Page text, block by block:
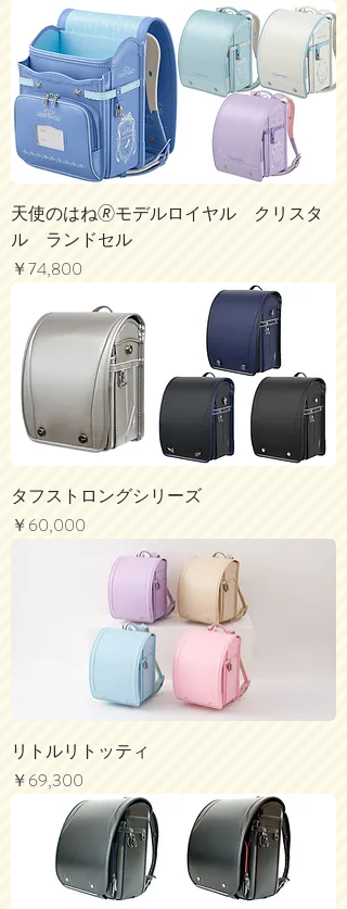
天使のはね🄬モデルロイヤル クリスタ
ル ランドセル
価格
￥74,800
タフストロングシリーズ
価格
￥60,000
リトルリトッティ
価格
￥69,300